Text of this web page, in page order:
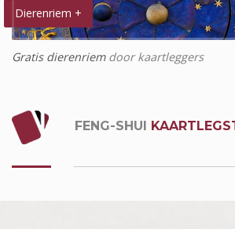
Dierenriem +
Gratis dierenriemdoor kaartleggers
FENG-SHUI